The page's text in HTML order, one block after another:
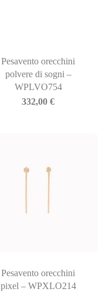
Pesavento orecchini
polvere di sogni –
WPLVO754
332,00€
Pesavento orecchini
pixel – WPXLO214